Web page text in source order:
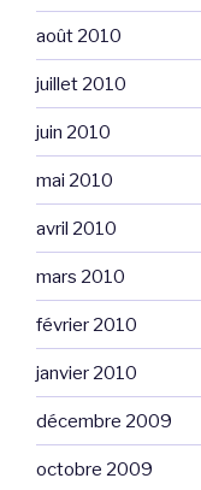
août 2010
juillet 2010
juin 2010
mai 2010
avril 2010
mars 2010
février 2010
janvier 2010
décembre 2009
octobre 2009